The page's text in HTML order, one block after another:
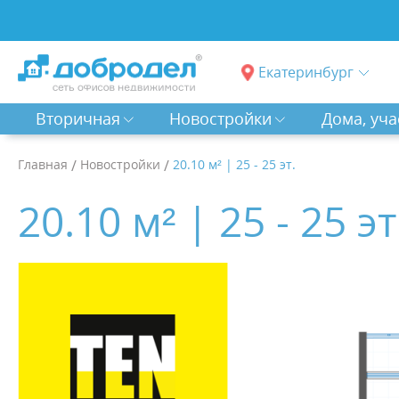
Екатеринбург
Вторичная Новостройки Дома,
Главная / Новостройки / 20.10 м² | 25 - 25 эт.
20.10 м² | 25 - 25